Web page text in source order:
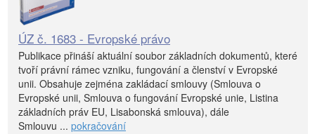
ÚZ č. 1683 - Evropské právo
Publikace přináší aktuální soubor základních dokumentů, které
tvoří právní rámec vzniku, fungování a členství v Evropské
unii. Obsahuje zejména zakládací smlouvy (Smlouva o
Evropské unii, Smlouva o fungování Evropské unie, Listina
základních práv EU, Lisabonská smlouva), dále
Smlouvu ... pokračování